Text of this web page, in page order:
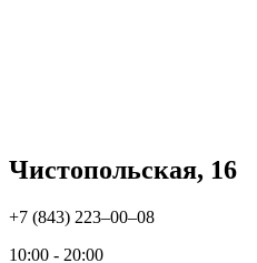
Чистопольская, 16
+7 (843) 223‒00‒08
10:00 - 20:00